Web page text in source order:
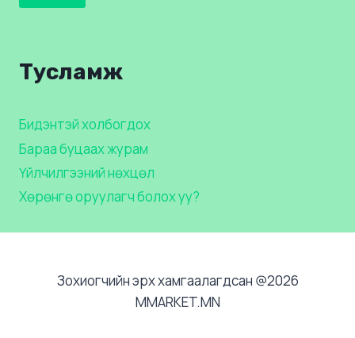
Тусламж
Бидэнтэй холбогдох
Бараа буцаах журам
Үйлчилгээний нөхцөл
Хөрөнгө оруулагч болох уу?
Зохиогчийн эрх хамгаалагдсан @2026
MMARKET.MN